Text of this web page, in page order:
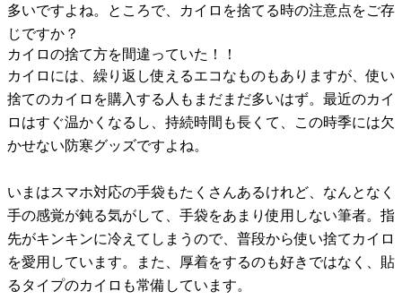
多いですよね。ところで、カイロを捨てる時の注意点をご存
じですか？
カイロの捨て方を間違っていた！！
カイロには、繰り返し使えるエコなものもありますが、使い
捨てのカイロを購入する人もまだまだ多いはず。最近のカイ
ロはすぐ温かくなるし、持続時間も長くて、この時季には欠
かせない防寒グッズですよね。
いまはスマホ対応の手袋もたくさんあるけれど、なんとなく
手の感覚が鈍る気がして、手袋をあまり使用しない筆者。指
先がキンキンに冷えてしまうので、普段から使い捨てカイロ
を愛用しています。また、厚着をするのも好きではなく、貼
るタイプのカイロも常備しています。